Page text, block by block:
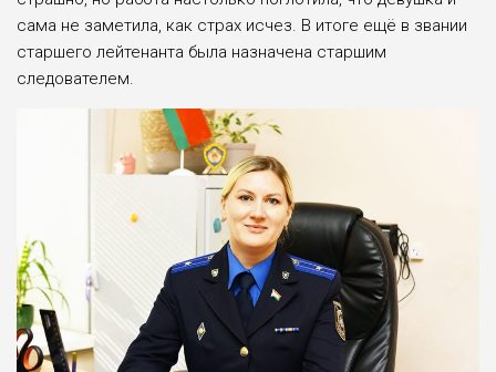
сама не заметила, как страх исчез. В итоге ещё в звании
старшего лейтенанта была назначена старшим
следователем.